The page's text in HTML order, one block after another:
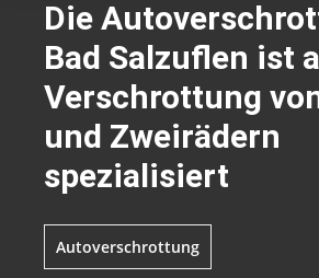
Die
Bad Salzuflen ist
Verschrottung
und Zweirädern
spezialisiert
Autoverschrottung